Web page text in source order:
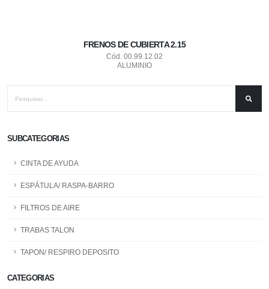
SUBCATEGORIAS
CINTA DE AYUDA
ESPÁTULA/ RASPA-BARRO
FILTROS DE AIRE
TRABAS TALON
TAPON/ RESPIRO DEPOSITO
CATEGORIAS
FRENOS DE CUBIERTA 2.15
Cód. 00.99.12.02
ALUMINIO